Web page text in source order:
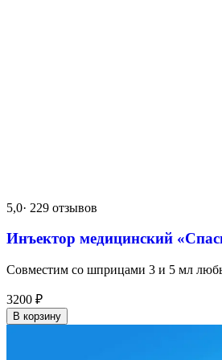
5,0· 229 отзывов
Инъектор медицинский
Совместим со шприцами 3 и 5 мл
3200 ₽
В корзину